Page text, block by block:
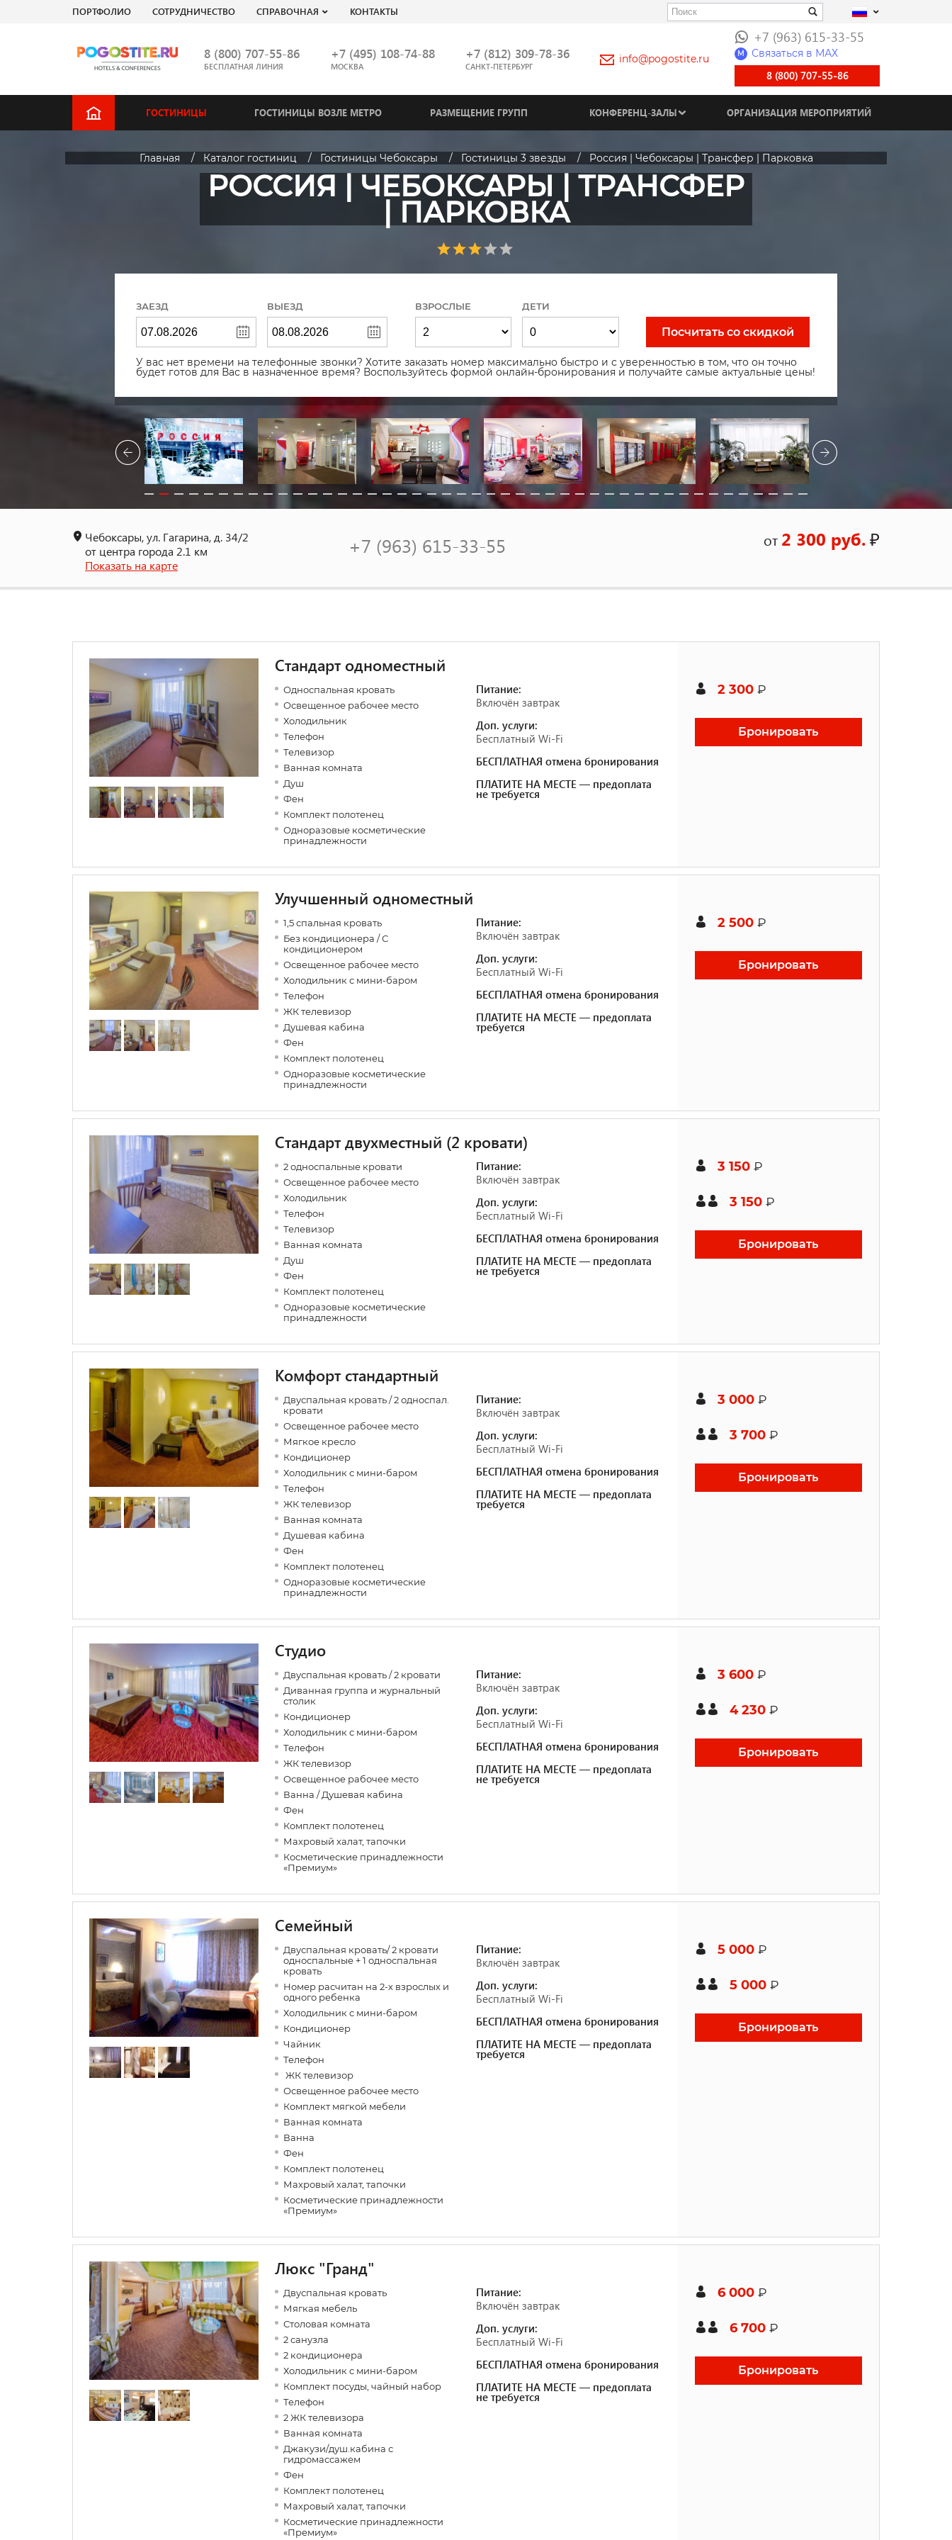
ПОРТФОЛИО СОТРУДНИЧЕСТВО СПРАВОЧНАЯ КОНТАКТЫ
8 (800) 707-55-86
БЕСПЛАТНАЯ ЛИНИЯ
+7 (495) 108-74-88
МОСКВА
+7 (812) 309-78-36
САНКТ-ПЕТЕРБУРГ
info@pogostite.ru
+7 (963) 615-33-55
M Связаться в МАХ
8 (800) 707-55-86
ГОСТИНИЦЫ ГОСТИНИЦЫ ВОЗЛЕ МЕТРО РАЗМЕЩЕНИЕ ГРУПП КОНФЕРЕНЦ-ЗАЛЫ ОРГАНИЗАЦИЯ МЕРОПРИЯТИЙ
Главная Каталог гостиниц Гостиницы Чебоксары Гостиницы 3 звезды Россия | Чебоксары | Трансфер | Парковка
РОССИЯ | ЧЕБОКСАРЫ | ТРАНСФЕР
| ПАРКОВКА
ЗАЕЗД ВЫЕЗД ВЗРОСЛЫЕ ДЕТИ
Посчитать со скидкой
У вас нет времени на телефонные звонки? Хотите заказать номер максимально быстро и с уверенностью в том, что он точно
будет готов для Вас в назначенное время? Воспользуйтесь формой онлайн-бронирования и получайте самые актуальные цены!
Чебоксары, ул. Гагарина, д. 34/2
от центра города 2.1 км
Показать на карте
+7 (963) 615-33-55 от 2 300 руб.₽
Стандарт одноместный
Односпальная кровать
Освещенное рабочее место
Холодильник
Телефон
Телевизор
Ванная комната
Душ
Фен
Комплект полотенец
Одноразовые косметические
принадлежности
Питание:
Включён завтрак
Доп. услуги:
Бесплатный Wi-Fi
БЕСПЛАТНАЯ отмена бронирования
ПЛАТИТЕ НА МЕСТЕ — предоплата
не требуется
2 300 ₽
Бронировать
Улучшенный одноместный
1,5 спальная кровать
Без кондиционера / С
кондиционером
Освещенное рабочее место
Холодильник с мини-баром
Телефон
ЖК телевизор
Душевая кабина
Фен
Комплект полотенец
Одноразовые косметические
принадлежности
Питание:
Включён завтрак
Доп. услуги:
Бесплатный Wi-Fi
БЕСПЛАТНАЯ отмена бронирования
ПЛАТИТЕ НА МЕСТЕ — предоплата
требуется
2 500 ₽
Бронировать
Стандарт двухместный (2 кровати)
2 односпальные кровати
Освещенное рабочее место
Холодильник
Телефон
Телевизор
Ванная комната
Душ
Фен
Комплект полотенец
Одноразовые косметические
принадлежности
Питание:
Включён завтрак
Доп. услуги:
Бесплатный Wi-Fi
БЕСПЛАТНАЯ отмена бронирования
ПЛАТИТЕ НА МЕСТЕ — предоплата
не требуется
3 150 ₽
3 150 ₽
Бронировать
Комфорт стандартный
Двуспальная кровать / 2 односпал.
кровати
Освещенное рабочее место
Мягкое кресло
Кондиционер
Холодильник с мини-баром
Телефон
ЖК телевизор
Ванная комната
Душевая кабина
Фен
Комплект полотенец
Одноразовые косметические
принадлежности
Питание:
Включён завтрак
Доп. услуги:
Бесплатный Wi-Fi
БЕСПЛАТНАЯ отмена бронирования
ПЛАТИТЕ НА МЕСТЕ — предоплата
требуется
3 000 ₽
3 700 ₽
Бронировать
Студио
Двуспальная кровать / 2 кровати
Диванная группа и журнальный
столик
Кондиционер
Холодильник с мини-баром
Телефон
ЖК телевизор
Освещенное рабочее место
Ванна / Душевая кабина
Фен
Комплект полотенец
Махровый халат, тапочки
Косметические принадлежности
«Премиум»
Питание:
Включён завтрак
Доп. услуги:
Бесплатный Wi-Fi
БЕСПЛАТНАЯ отмена бронирования
ПЛАТИТЕ НА МЕСТЕ — предоплата
не требуется
3 600 ₽
4 230 ₽
Бронировать
Семейный
Двуспальная кровать/ 2 кровати
односпальные + 1 односпальная
кровать
Номер расчитан на 2-х взрослых и
одного ребенка
Холодильник с мини-баром
Кондиционер
Чайник
Телефон
ЖК телевизор
Освещенное рабочее место
Комплект мягкой мебели
Ванная комната
Ванна
Фен
Комплект полотенец
Махровый халат, тапочки
Косметические принадлежности
«Премиум»
Питание:
Включён завтрак
Доп. услуги:
Бесплатный Wi-Fi
БЕСПЛАТНАЯ отмена бронирования
ПЛАТИТЕ НА МЕСТЕ — предоплата
требуется
5 000 ₽
5 000 ₽
Бронировать
Люкс "Гранд"
Двуспальная кровать
Мягкая мебель
Столовая комната
2 санузла
2 кондиционера
Холодильник с мини-баром
Комплект посуды, чайный набор
Телефон
2 ЖК телевизора
Ванная комната
Джакузи/душ.кабина с
гидромассажем
Фен
Комплект полотенец
Махровый халат, тапочки
Косметические принадлежности
«Премиум»
Питание:
Включён завтрак
Доп. услуги:
Бесплатный Wi-Fi
БЕСПЛАТНАЯ отмена бронирования
ПЛАТИТЕ НА МЕСТЕ — предоплата
не требуется
6 000 ₽
6 700 ₽
Бронировать